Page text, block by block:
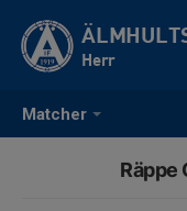
Matcher
Herr
Räppe